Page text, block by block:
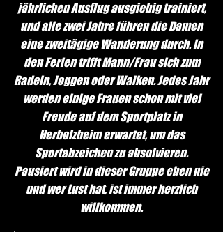
jährlichen Ausflug ausgiebig trainiert,
und alle zwei Jahre führen die Damen
eine zweitägige Wanderung durch. In
den Ferien trifft Mann/Frau sich zum
Radeln, Joggen oder Walken. Jedes Jahr
werden einige Frauen schon mit viel
Freude auf dem Sportplatz in
Herbolzheim erwartet, um das
Sportabzeichen zu absolvieren.
Pausiert wird in dieser Gruppe eben nie
und wer Lust hat, ist immer herzlich
willkommen.